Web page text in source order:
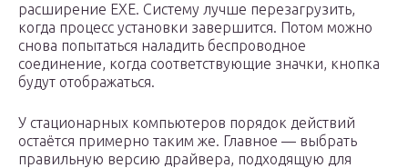
расширение EXE. Систему лучше перезагрузить,
когда процесс установки завершится. Потом можно
снова попытаться наладить беспроводное
соединение, когда соответствующие значки, кнопка
будут отображаться.
У стационарных компьютеров порядок действий
остаётся примерно таким же. Главное — выбрать
правильную версию драйвера, подходящую для